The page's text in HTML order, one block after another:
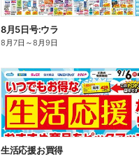
8月5日号:ウラ
8月7日 ～8月9日
生活応援お買得